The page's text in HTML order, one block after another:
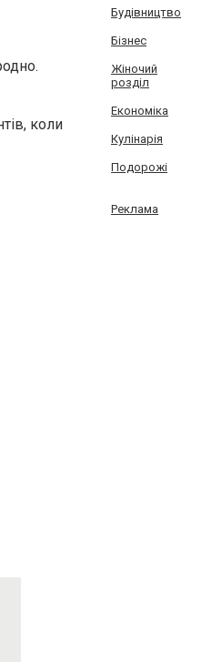
коли
Будівництво
Бізнес
Жіночий
розділ
Економіка
Кулінарія
Подорожі
Реклама